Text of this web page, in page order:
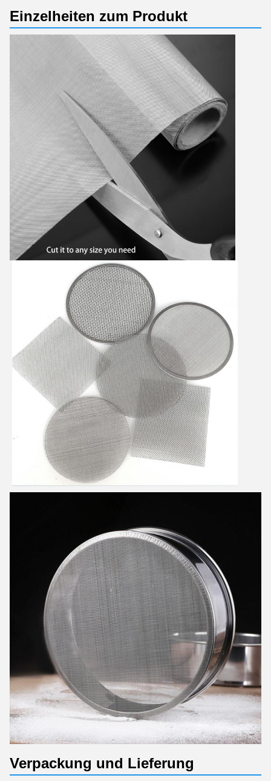
Einzelheiten zum Produkt
Verpackung und Lieferung